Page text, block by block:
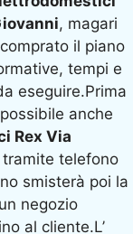
, magari
il piano
tempi e
eseguire.Prima
anche
Rex Via
tramite telefono
smisterà poi la
negozio
al cliente.L’